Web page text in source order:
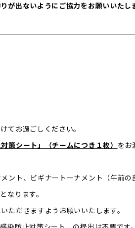
出ないようにご協力をお願いいたし
てお過ごしください。
策シート」（チームにつき１枚） をお
ント、ビギナートーナメント（午前の
なります。
ただきますようお願いいたします。